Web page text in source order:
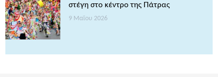
στέγη στο κέντρο της Πάτρας
9 Μαΐου 2026